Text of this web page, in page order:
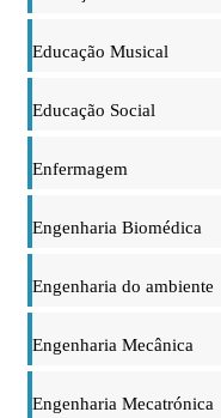
Educação Musical
Educação Social
Enfermagem
Engenharia Biomédica
Engenharia do ambiente
Engenharia Mecânica
Engenharia Mecatrónica